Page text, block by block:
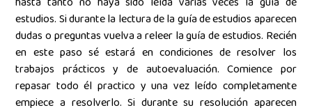
estudios. Si durante la lectura de la guía de estudios aparecen
dudas o preguntas vuelva a releer la guía de estudios. Recién
en este paso sé estará en condiciones de resolver los
trabajos prácticos y de autoevaluación. Comience por
repasar todo él practico y una vez leído completamente
empiece a resolverlo. Si durante su resolución aparecen